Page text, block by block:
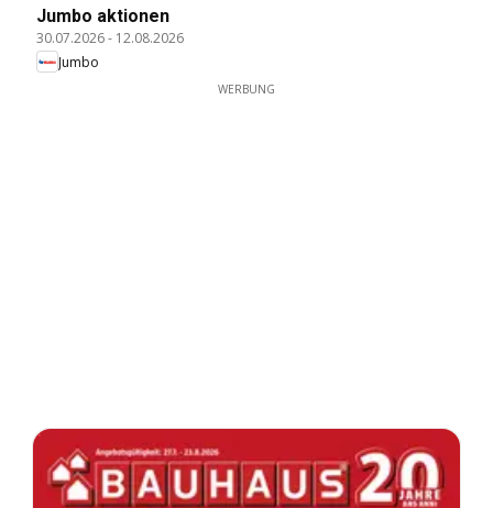
Jumbo aktionen
30.07.2026- 12.08.2026
Jumbo
WERBUNG